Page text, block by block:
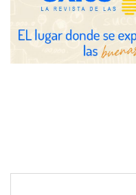
COMPALISS de
las posibilidades del salón